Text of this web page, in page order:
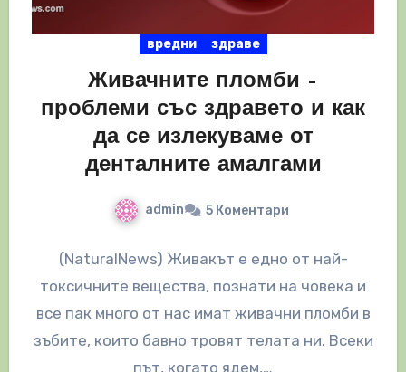
вредни здраве
Живачните пломби –
проблеми със здравето и как
да се излекуваме от
денталните амалгами
admin 5 Коментари
(NaturalNews) Живакът е едно от най-
токсичните вещества, познати на човека и
все пак много от нас имат живачни пломби в
зъбите, които бавно тровят телата ни. Всеки
път, когато ядем,…